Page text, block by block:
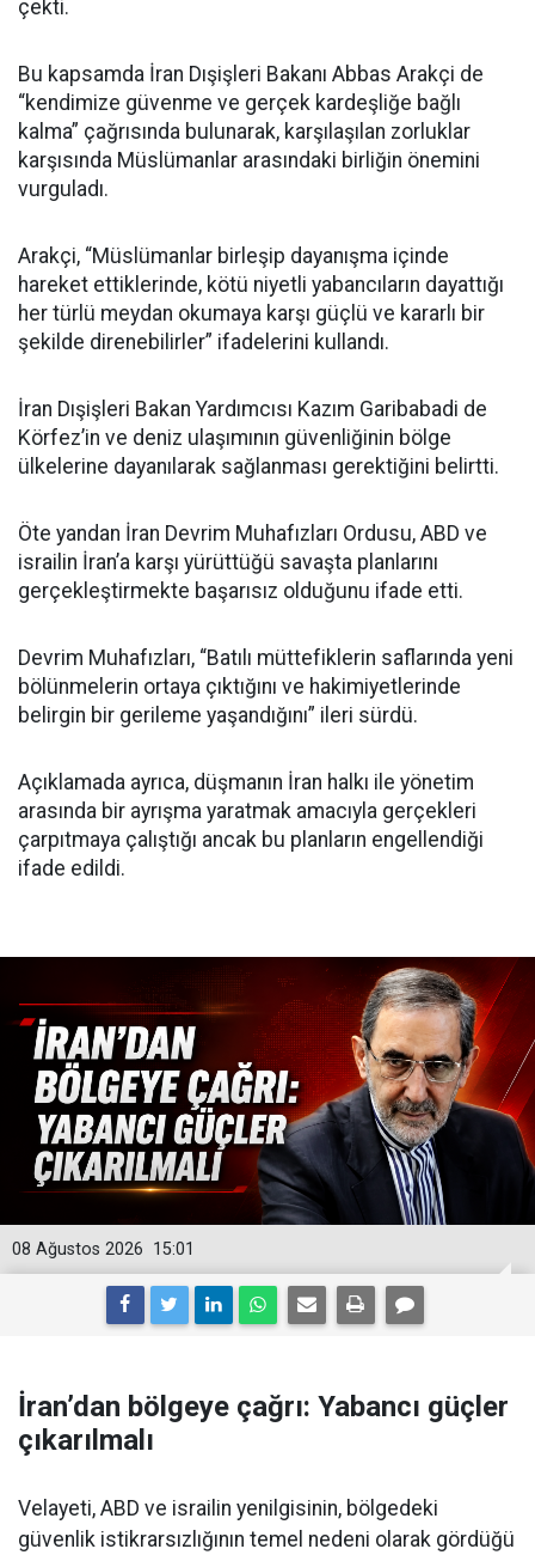
çekti.
Bu kapsamda İran Dışişleri Bakanı Abbas Arakçi de
“kendimize güvenme ve gerçek kardeşliğe bağlı
kalma” çağrısında bulunarak, karşılaşılan zorluklar
karşısında Müslümanlar arasındaki birliğin önemini
vurguladı.
Arakçi, “Müslümanlar birleşip dayanışma içinde
hareket ettiklerinde, kötü niyetli yabancıların dayattığı
her türlü meydan okumaya karşı güçlü ve kararlı bir
şekilde direnebilirler” ifadelerini kullandı.
İran Dışişleri Bakan Yardımcısı Kazım Garibabadi de
Körfez’in ve deniz ulaşımının güvenliğinin bölge
ülkelerine dayanılarak sağlanması gerektiğini belirtti.
Öte yandan İran Devrim Muhafızları Ordusu, ABD ve
israilin İran’a karşı yürüttüğü savaşta planlarını
gerçekleştirmekte başarısız olduğunu ifade etti.
Devrim Muhafızları, “Batılı müttefiklerin saflarında yeni
bölünmelerin ortaya çıktığını ve hakimiyetlerinde
belirgin bir gerileme yaşandığını” ileri sürdü.
Açıklamada ayrıca, düşmanın İran halkı ile yönetim
arasında bir ayrışma yaratmak amacıyla gerçekleri
çarpıtmaya çalıştığı ancak bu planların engellendiği
ifade edildi.
15:01
08 Ağustos 2026
İran’dan bölgeye çağrı: Yabancı güçler
çıkarılmalı
Velayeti, ABD ve israilin yenilgisinin, bölgedeki
güvenlik istikrarsızlığının temel nedeni olarak gördüğü